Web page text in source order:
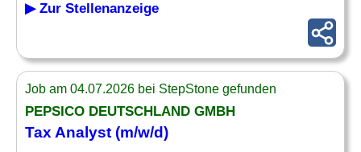
▶ Zur Stellenanzeige
Job am 04.07.2026 bei StepStone gefunden
PEPSICO DEUTSCHLAND GMBH
Tax Analyst (m/w/d)